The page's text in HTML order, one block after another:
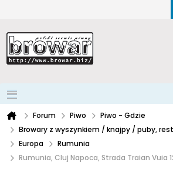
Forum Piwo
Piwo - Gdzie
Browary z wyszynkiem / knajpy / puby,
Europa
Rumunia
Rumunia, Cluj Napoca, Strada Traian